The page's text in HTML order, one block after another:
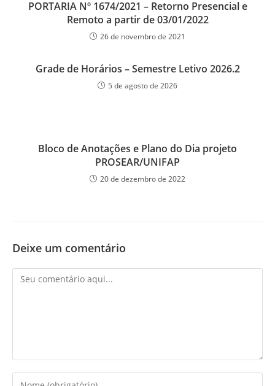
PORTARIA Nº 1674/2021 – Retorno Presencial e
Remoto a partir de 03/01/2022
26 de novembro de 2021
Grade de Horários – Semestre Letivo 2026.2
5 de agosto de 2026
Bloco de Anotações e Plano do Dia projeto
PROSEAR/UNIFAP
20 de dezembro de 2022
Deixe um comentário